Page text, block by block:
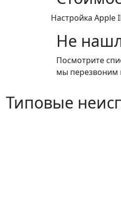
Настройка Apple
Не
Посмотрите
мы перезвоним
Типовые